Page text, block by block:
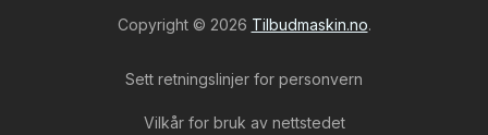
Copyright © 2026 Tilbudmaskin.no.
Sett retningslinjer for personvern
Vilkår for bruk av nettstedet